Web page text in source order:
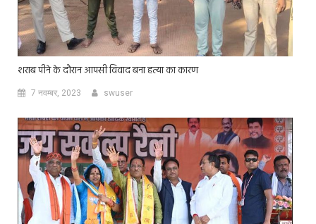
शराब पीने के दौरान आपसी विवाद बना हत्या का कारण
7 नवम्बर, 2023 swuser